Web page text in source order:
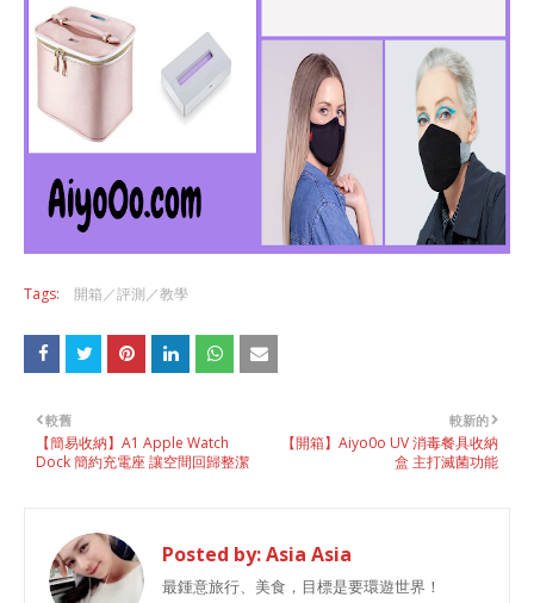
Tags: 開箱／評測／教學
較新的
【開箱】Aiyo0o UV 消毒餐具收納
盒 主打滅菌功能
較舊
【簡易收納】A1 Apple Watch
Dock 簡約充電座 讓空間回歸整潔
Posted by:Asia Asia
最鍾意旅行、美食，目標是要環遊世界！